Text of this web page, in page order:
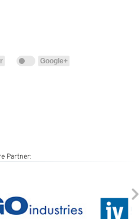
Google+
Partner: